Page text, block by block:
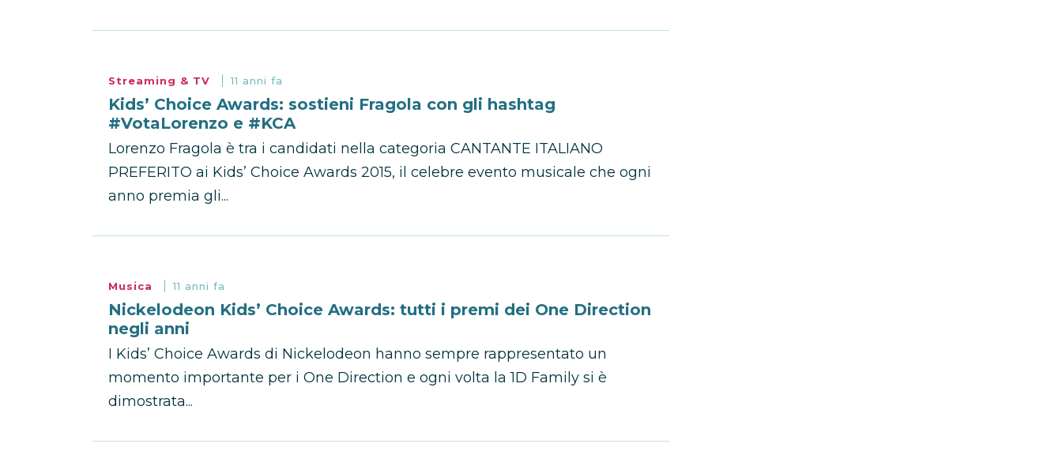
Streaming & TV 11 anni fa
Kids’ Choice Awards: sostieni Fragola con gli hashtag
#VotaLorenzo e #KCA
Lorenzo Fragola è tra i candidati nella categoria CANTANTE ITALIANO
PREFERITO ai Kids’ Choice Awards 2015, il celebre evento musicale che ogni
anno premia gli...
Musica 11 anni fa
Nickelodeon Kids’ Choice Awards: tutti i premi dei One Direction
negli anni
I Kids’ Choice Awards di Nickelodeon hanno sempre rappresentato un
momento importante per i One Direction e ogni volta la 1D Family si è
dimostrata...